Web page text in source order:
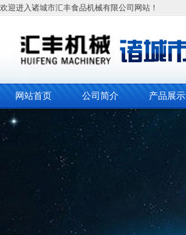
欢迎进入诸城市汇丰食品机械有限公司网站！
网站首页 公司简介 产品展示